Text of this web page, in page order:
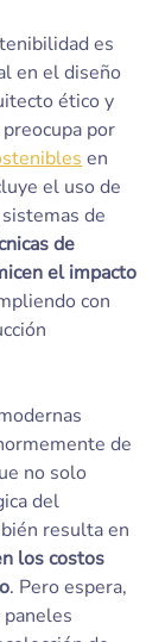
es
en el diseño
ético y
por
en
el uso de
de
de
el impacto
con
de
no solo
del
resulta en
los costos
. Pero espera,
paneles